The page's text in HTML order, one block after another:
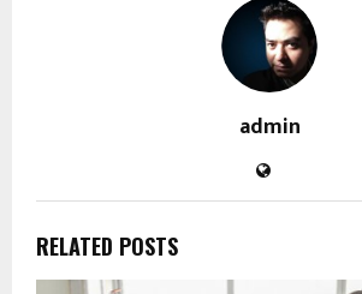
admin
RELATED POSTS